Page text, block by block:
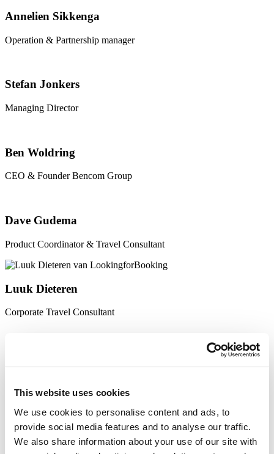
This website uses cookies
We use cookies to personalise content and ads, to
provide social media features and to analyse our traffic.
We also share information about your use of our site with
Annelien Sikkenga
Operation & Partnership manager
Stefan Jonkers
Managing Director
Ben Woldring
CEO & Founder Bencom Group
Dave Gudema
Product Coordinator & Travel Consultant
Luuk Dieteren
Corporate Travel Consultant
Marnix de Vries
FINAncial controller